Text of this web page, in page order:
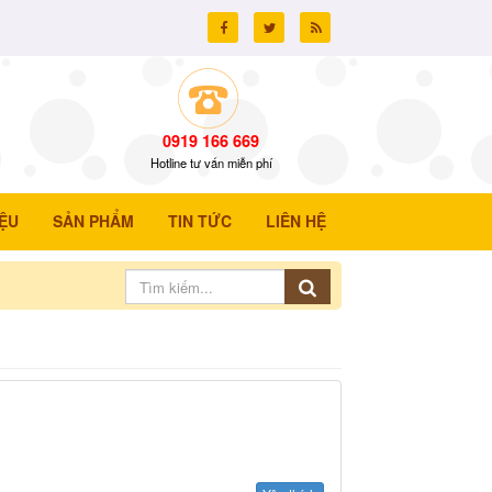
0919 166 669
Hotline tư vấn miễn phí
SẢN PHẨM TIN TỨC LIÊN HỆ